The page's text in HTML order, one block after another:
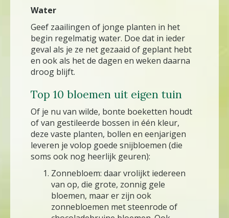
Water
Geef zaailingen of jonge planten in het
begin regelmatig water. Doe dat in ieder
geval als je ze net gezaaid of geplant hebt
en ook als het de dagen en weken daarna
droog blijft.
Top 10 bloemen uit eigen tuin
Of je nu van wilde, bonte boeketten houdt
of van gestileerde bossen in één kleur,
deze vaste planten, bollen en eenjarigen
leveren je volop goede snijbloemen (die
soms ook nog heerlijk geuren):
Zonnebloem: daar vrolijkt iedereen
van op, die grote, zonnig gele
bloemen, maar er zijn ook
zonnebloemen met steenrode of